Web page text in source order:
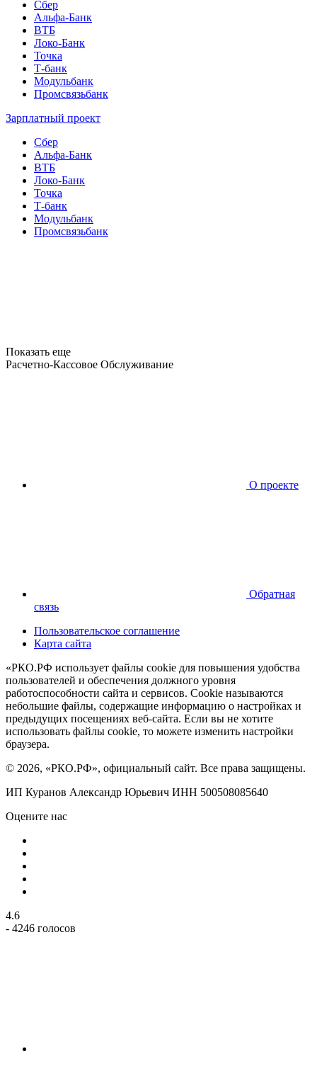
Сбер
Альфа-Банк
ВТБ
Локо-Банк
Точка
Т-банк
Модульбанк
Промсвязьбанк
Зарплатный проект
Сбер
Альфа-Банк
ВТБ
Локо-Банк
Точка
Т-банк
Модульбанк
Промсвязьбанк
Показать еще
Расчетно-Кассовое Обслуживание
О проекте
Обратная
связь
Пользовательское соглашение
Карта сайта
«РКО.РФ использует файлы cookie для повышения удобства
пользователей и обеспечения должного уровня
работоспособности сайта и сервисов. Cookie называются
небольшие файлы, содержащие информацию о настройках и
предыдущих посещениях веб-сайта. Если вы не хотите
использовать файлы cookie, то можете изменить настройки
браузера.
© 2026, «РКО.РФ», официальный сайт. Все права защищены.
ИП Куранов Александр Юрьевич ИНН 500508085640
Оцените нас
4.6
- 4246 голосов